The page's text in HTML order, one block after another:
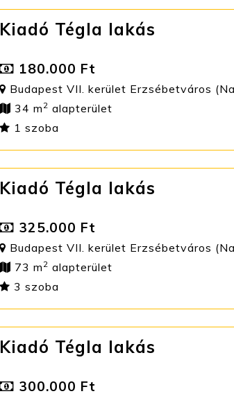
Kiadó Tégla lakás
180.000 Ft
Budapest VII. kerület Erzsébetváros
34 m 2 alapterület
1 szoba
Kiadó Tégla lakás
325.000 Ft
Budapest VII. kerület Erzsébetváros
73 m 2 alapterület
3 szoba
Kiadó Tégla lakás
300.000 Ft